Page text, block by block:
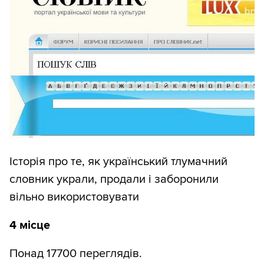
Історія про те, як український тлумачний
словник украли, продали і заборонили
вільно використовувати
4 місце
Понад 17700 переглядів.